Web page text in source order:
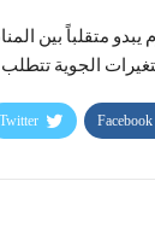
يبدو متقلباً بين
الجوية
Facebook
Twitter